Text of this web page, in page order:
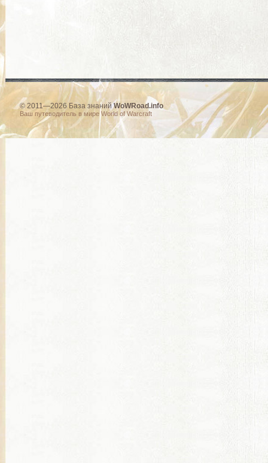
© 2011—2026 База знанийWoWRoad.info
Ваш путеводитель в мире World of Warcraft